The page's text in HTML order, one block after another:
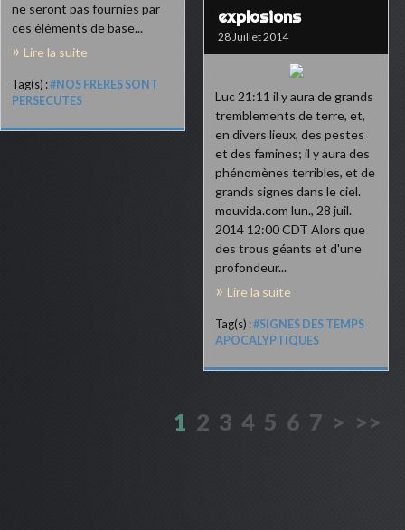
ne seront pas fournies par
ces éléments de base...
Lire la suite
Tag(s) :#NOS FRERES SONT
PERSECUTES
explosions
28 Juillet 2014
Luc 21:11 il y aura de grands
tremblements de terre, et,
en divers lieux, des pestes
et des famines; il y aura des
phénomènes terribles, et de
grands signes dans le ciel.
mouvida.com lun., 28 juil.
2014 12:00 CDT Alors que
des trous géants et d'une
profondeur...
Lire la suite
Tag(s) :#SIGNES DES TEMPS
APOCALYPTIQUES
1 2 3 4 5 6 7 > >>